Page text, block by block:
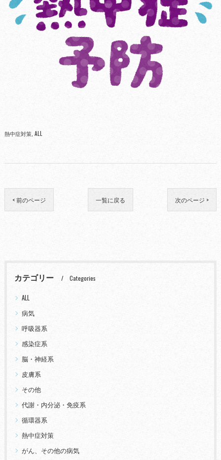
熱中症対策 ALL
< 前のページ 一覧に戻る 次のページ >
カテゴリー Categories
ALL
病気
呼吸器系
感染症系
脳・神経系
皮膚系
その他
代謝・内分泌・免疫系
循環器系
熱中症対策
がん、その他の病気